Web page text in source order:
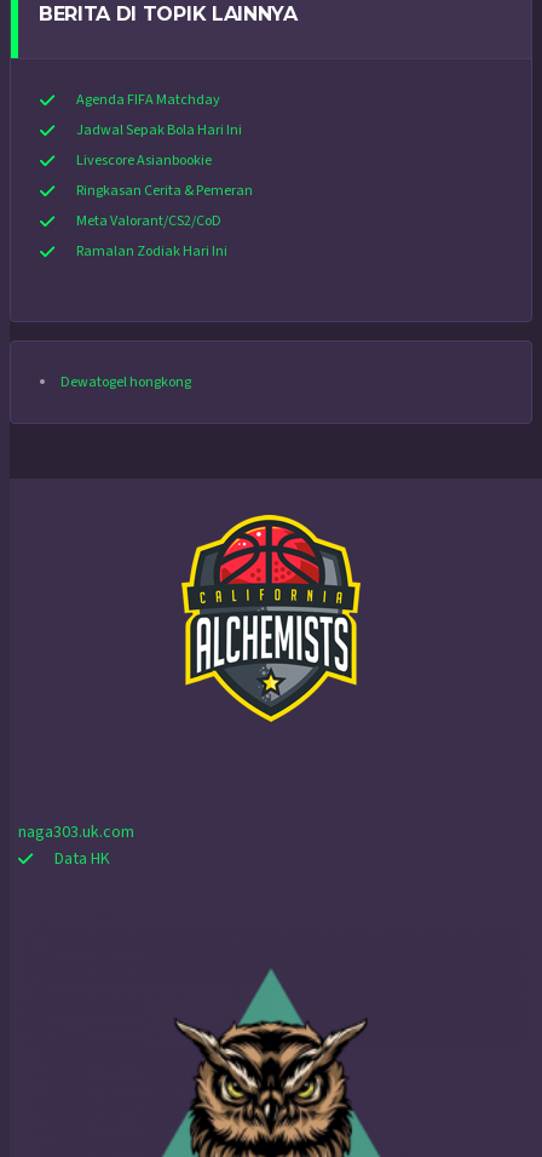
BERITA DI TOPIK LAINNYA
Agenda FIFA Matchday
Jadwal Sepak Bola Hari Ini
Livescore Asianbookie
Ringkasan Cerita & Pemeran
Meta Valorant/CS2/CoD
Ramalan Zodiak Hari Ini
Dewatogel hongkong
naga303.uk.com
Data HK